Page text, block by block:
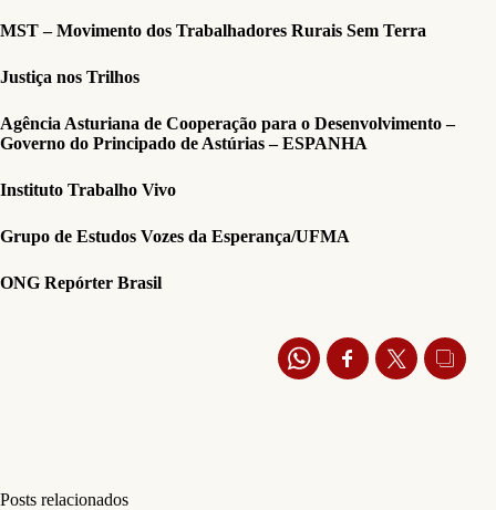
MST – Movimento dos Trabalhadores Rurais Sem Terra
Justiça nos Trilhos
Agência Asturiana de Cooperação para o Desenvolvimento –
Governo do Principado de Astúrias – ESPANHA
Instituto Trabalho Vivo
Grupo de Estudos Vozes da Esperança/UFMA
ONG Repórter Brasil
Posts relacionados